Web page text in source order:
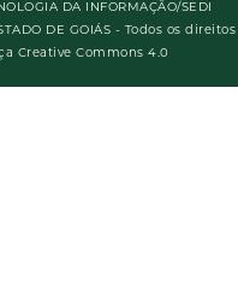
DA INFORMAÇÃO/SEDI
DE GOIÁS - Todos os direitos
Creative Commons 4.0